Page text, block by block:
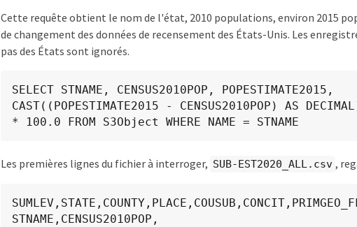
      <End>long</End>
      <Start>long</Start>
   </ScanRange>
Cette requête obtient le nom de l'état, 2010 populations, environ 2015
de changement des données de recensement des États-Unis. Les
pas des États sont ignorés.
SELECT STNAME, CENSUS2010POP, POPESTIMATE2015,
CAST((POPESTIMATE2015 - CENSUS2010POP) AS
* 100.0 FROM S3Object WHERE NAME = STNAME
Les premières lignes du fichier à interroger, SUB-EST2020_ALL.csv ,
STNAME,CENSUS2010POP,